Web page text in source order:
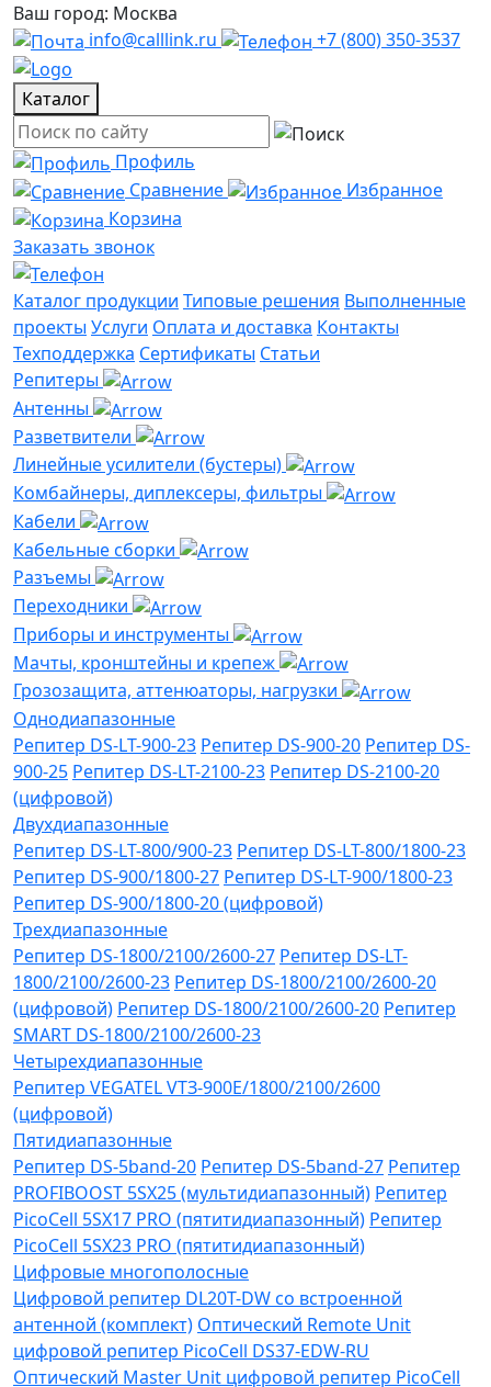
Ваш город: Москва
info@calllink.ru
+7 (800) 350-3537
Каталог
Профиль
Сравнение
Избранное
Корзина
Заказать звонок
Каталог продукции Типовые решения Выполненные
проекты Услуги Оплата и доставка Контакты
Техподдержка Сертификаты Статьи
Репитеры
Антенны
Разветвители
Линейные усилители (бустеры)
Комбайнеры, диплексеры, фильтры
Кабели
Кабельные сборки
Разъемы
Переходники
Приборы и инструменты
Мачты, кронштейны и крепеж
Грозозащита, аттенюаторы, нагрузки
Однодиапазонные
Репитер DS-LT-900-23 Репитер DS-900-20 Репитер DS-
900-25 Репитер DS-LT-2100-23 Репитер DS-2100-20
(цифровой)
Двухдиапазонные
Репитер DS-LT-800/900-23 Репитер DS-LT-800/1800-23
Репитер DS-900/1800-27 Репитер DS-LT-900/1800-23
Репитер DS-900/1800-20 (цифровой)
Трехдиапазонные
Репитер DS-1800/2100/2600-27 Репитер DS-LT-
1800/2100/2600-23 Репитер DS-1800/2100/2600-20
(цифровой) Репитер DS-1800/2100/2600-20 Репитер
SMART DS-1800/2100/2600-23
Четырехдиапазонные
Репитер VЕGATEL VТЗ-900Е/1800/2100/2600
(цифровой)
Пятидиапазонные
Репитер DS-5band-20 Репитер DS-5band-27 Репитер
PROFIBOOST 5SX25 (мультидиапазонный) Репитер
PicoCell 5SX17 PRO (пятитидиапазонный) Репитер
PicoCell 5SX23 PRO (пятитидиапазонный)
Цифровые многополосные
Цифровой репитер DL20T-DW со встроенной
антенной (комплект) Оптический Remote Unit
цифровой репитер PicoCell DS37-EDW-RU
Оптический Master Unit цифровой репитер PicoCell